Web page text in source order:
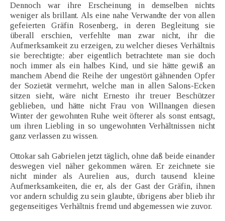
Dennoch war ihre Erscheinung in demselben nichts
weniger als brillant. Als eine nahe Verwandte der von allen
gefeierten Gräfin Rosenberg, in deren Begleitung sie
überall erschien, verfehlte man zwar nicht, ihr die
Aufmerksamkeit zu erzeigen, zu welcher dieses Verhältnis
sie berechtigte; aber eigentlich betrachtete man sie doch
noch immer als ein halbes Kind, und sie hätte gewiß an
manchem Abend die Reihe der ungestört gähnenden Opfer
der Sozietät vermehrt, welche man in allen Salons-Ecken
sitzen sieht, wäre nicht Ernesto ihr treuer Beschützer
geblieben, und hätte nicht Frau von Willnangen diesen
Winter der gewohnten Ruhe weit öfterer als sonst entsagt,
um ihren Liebling in so ungewohnten Verhältnissen nicht
ganz verlassen zu wissen.
Ottokar sah Gabrielen jetzt täglich, ohne daß beide einander
deswegen viel näher gekommen wären. Er zeichnete sie
nicht minder als Aurelien aus, durch tausend kleine
Aufmerksamkeiten, die er, als der Gast der Gräfin, ihnen
vor andern schuldig zu sein glaubte, übrigens aber blieb ihr
gegenseitiges Verhältnis fremd und abgemessen wie zuvor.